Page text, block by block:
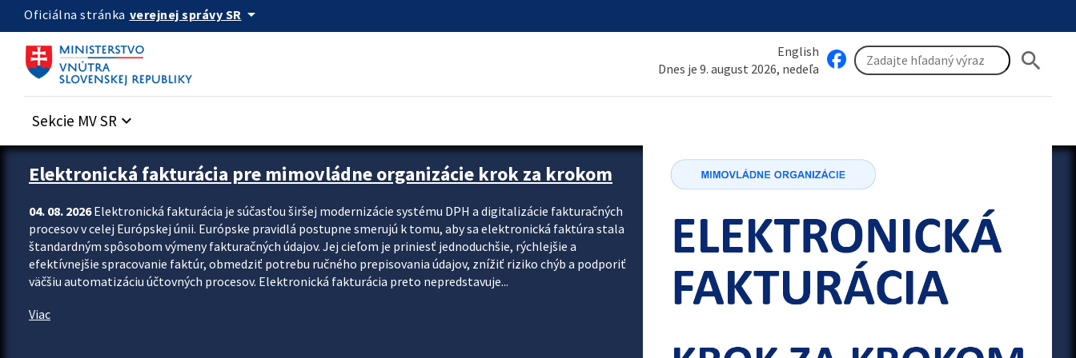
Preskocit na hlavný obsah
Oficiálna stránka verejnej správy SR arrow_drop_down
English
Dnes je 9. august 2026, nedeľa
search
Sekcie MV SR keyboard_arrow_down
Zastavit automatický posun upútavok
Elektronická fakturácia pre mimovládne organizácie krok za krokom
04. 08. 2026Elektronická fakturácia je súčasťou širšej modernizácie systému DPH a digitalizácie fakturačných
procesov v celej Európskej únii. Európske pravidlá postupne smerujú k tomu, aby sa elektronická faktúra stala
štandardným spôsobom výmeny fakturačných údajov. Jej cieľom je priniesť jednoduchšie, rýchlejšie a
efektívnejšie spracovanie faktúr, obmedziť potrebu ručného prepisovania údajov, znížiť riziko chýb a podporiť
väčšiu automatizáciu účtovných procesov. Elektronická fakturácia preto nepredstavuje...
Viac